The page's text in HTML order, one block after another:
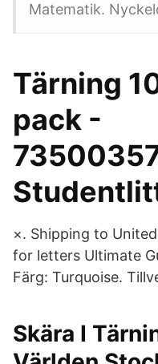
Matematik.
Tärning
pack -
×. Shipping to
for letters Ultimate
Färg: Turquoise.
Skära I